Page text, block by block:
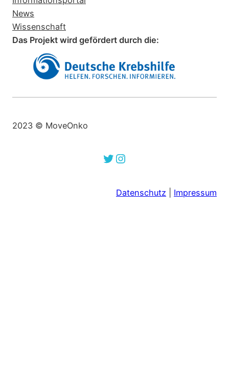
News
Wissenschaft
Das Projekt wird gefördert durch die:
2023 © MoveOnko
Twitter
Instagram
Datenschutz Impressum